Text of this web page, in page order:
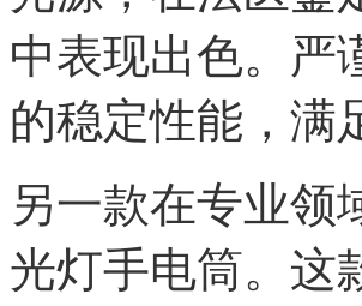
中表现出色。严
的稳定性能，满
另一款在专业领
光灯手电筒。这